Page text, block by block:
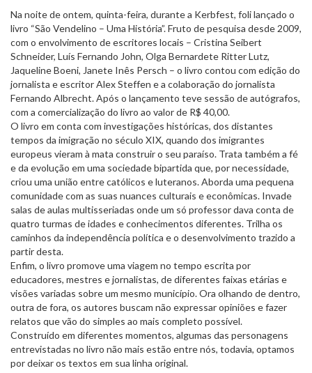
Na noite de ontem, quinta-feira, durante a Kerbfest, foli lançado o
livro “São Vendelino – Uma História”. Fruto de pesquisa desde 2009,
com o envolvimento de escritores locais – Cristina Seibert
Schneider, Luís Fernando John, Olga Bernardete Ritter Lutz,
Jaqueline Boeni, Janete Inês Persch – o livro contou com edição do
jornalista e escritor Alex Steffen e a colaboração do jornalista
Fernando Albrecht. Após o lançamento teve sessão de autógrafos,
com a comercialização do livro ao valor de R$ 40,00.
O livro em conta com investigações históricas, dos distantes
tempos da imigração no século XIX, quando dos imigrantes
europeus vieram à mata construir o seu paraíso. Trata também a fé
e da evolução em uma sociedade bipartida que, por necessidade,
criou uma união entre católicos e luteranos. Aborda uma pequena
comunidade com as suas nuances culturais e econômicas. Invade
salas de aulas multisseriadas onde um só professor dava conta de
quatro turmas de idades e conhecimentos diferentes. Trilha os
caminhos da independência política e o desenvolvimento trazido a
partir desta.
Enfim, o livro promove uma viagem no tempo escrita por
educadores, mestres e jornalistas, de diferentes faixas etárias e
visões variadas sobre um mesmo município. Ora olhando de dentro,
outra de fora, os autores buscam não expressar opiniões e fazer
relatos que vão do simples ao mais completo possível.
Construído em diferentes momentos, algumas das personagens
entrevistadas no livro não mais estão entre nós, todavia, optamos
por deixar os textos em sua linha original.